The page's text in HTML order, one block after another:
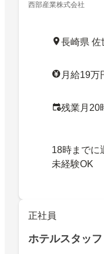
西部産業株式会社
長崎県 佐
月給19万
残業月20
18時までに
未経験OK
正社員
ホテルスタッフ